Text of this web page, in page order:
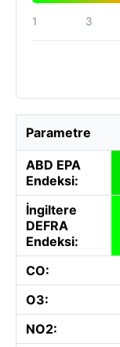
1 3
Parametre
ABD EPA
Endeksi:
İngiltere
DEFRA
Endeksi:
CO:
O3:
NO2: